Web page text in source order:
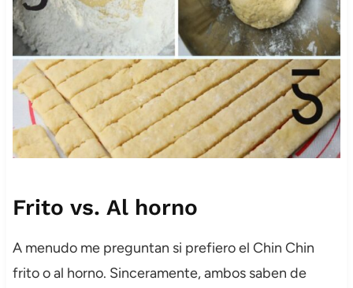
Frito vs. Al horno
A menudo me preguntan si prefiero el Chin Chin
frito o al horno. Sinceramente, ambos saben de